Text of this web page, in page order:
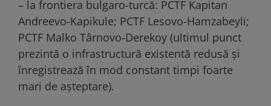
– la frontiera bulgaro-turcă: PCTF Kapitan
Andreevo-Kapikule; PCTF Lesovo-Hamzabeyli;
PCTF Malko Târnovo-Derekoy (ultimul punct
prezintă o infrastructură existentă redusă şi
înregistrează în mod constant timpi foarte
mari de aşteptare).